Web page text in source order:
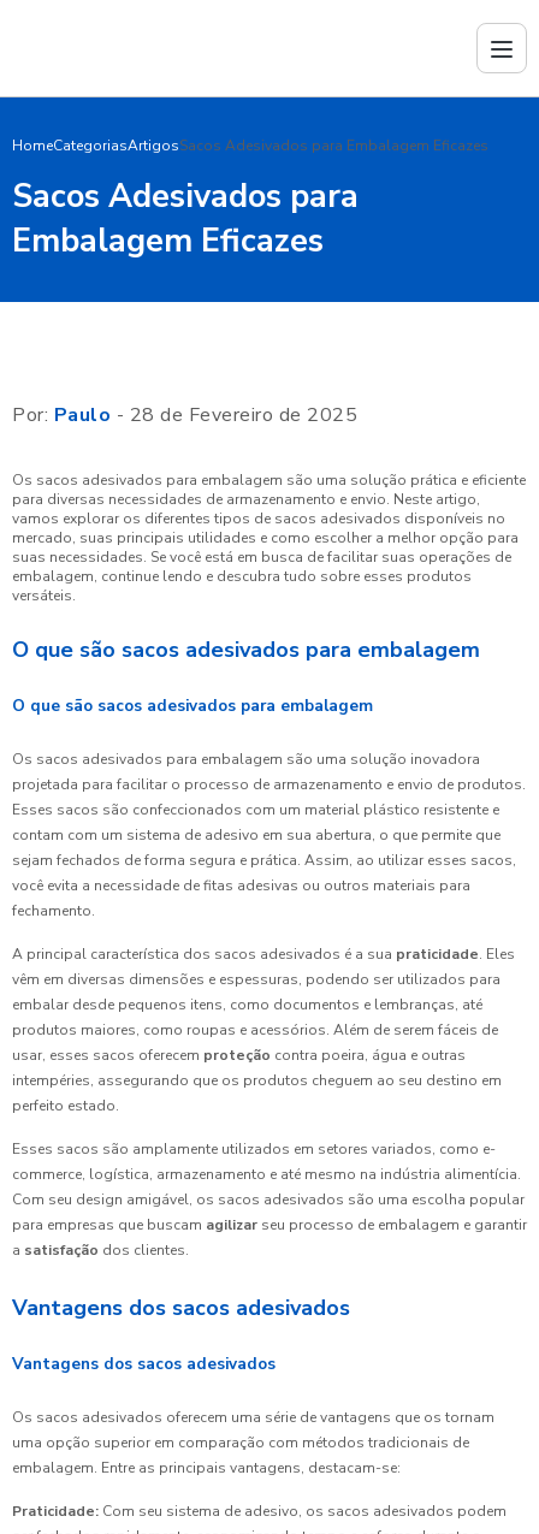
HomeCategoriasArtigosSacos Adesivados para Embalagem Eficazes
Sacos Adesivados para
Embalagem Eficazes
Por: Paulo - 28 de Fevereiro de 2025
Os sacos adesivados para embalagem são uma solução prática e eficiente
para diversas necessidades de armazenamento e envio. Neste artigo,
vamos explorar os diferentes tipos de sacos adesivados disponíveis no
mercado, suas principais utilidades e como escolher a melhor opção para
suas necessidades. Se você está em busca de facilitar suas operações de
embalagem, continue lendo e descubra tudo sobre esses produtos
versáteis.
O que são sacos adesivados para embalagem
O que são sacos adesivados para embalagem
Os sacos adesivados para embalagem são uma solução inovadora
projetada para facilitar o processo de armazenamento e envio de produtos.
Esses sacos são confeccionados com um material plástico resistente e
contam com um sistema de adesivo em sua abertura, o que permite que
sejam fechados de forma segura e prática. Assim, ao utilizar esses sacos,
você evita a necessidade de fitas adesivas ou outros materiais para
fechamento.
A principal característica dos sacos adesivados é a sua praticidade. Eles
vêm em diversas dimensões e espessuras, podendo ser utilizados para
embalar desde pequenos itens, como documentos e lembranças, até
produtos maiores, como roupas e acessórios. Além de serem fáceis de
usar, esses sacos oferecem proteção contra poeira, água e outras
intempéries, assegurando que os produtos cheguem ao seu destino em
perfeito estado.
Esses sacos são amplamente utilizados em setores variados, como e-
commerce, logística, armazenamento e até mesmo na indústria alimentícia.
Com seu design amigável, os sacos adesivados são uma escolha popular
para empresas que buscam agilizar seu processo de embalagem e garantir
a satisfação dos clientes.
Vantagens dos sacos adesivados
Vantagens dos sacos adesivados
Os sacos adesivados oferecem uma série de vantagens que os tornam
uma opção superior em comparação com métodos tradicionais de
embalagem. Entre as principais vantagens, destacam-se:
Praticidade: Com seu sistema de adesivo, os sacos adesivados podem